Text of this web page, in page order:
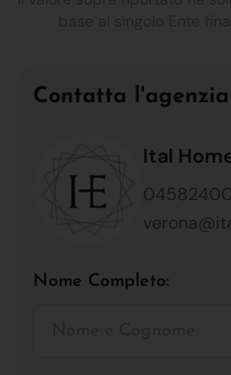
Contatta l'agenzia
Ital
Nome Completo: